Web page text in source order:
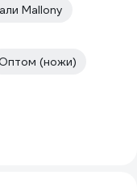
Mallony
(ножи)